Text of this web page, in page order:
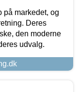
på markedet, og
Deres
den moderne
udvalg.